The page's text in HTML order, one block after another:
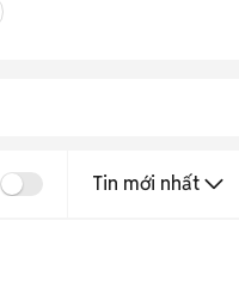
Tin mới nhất